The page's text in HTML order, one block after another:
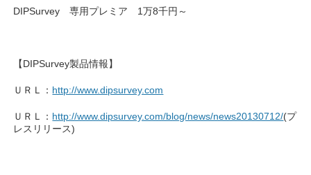
DIPSurvey 専用プレミア 1万8千円～
【DIPSurvey製品情報】
ＵＲＬ： http://www.dipsurvey.com
ＵＲＬ： http://www.dipsurvey.com/blog/news/news20130712/(プ
レスリリース)